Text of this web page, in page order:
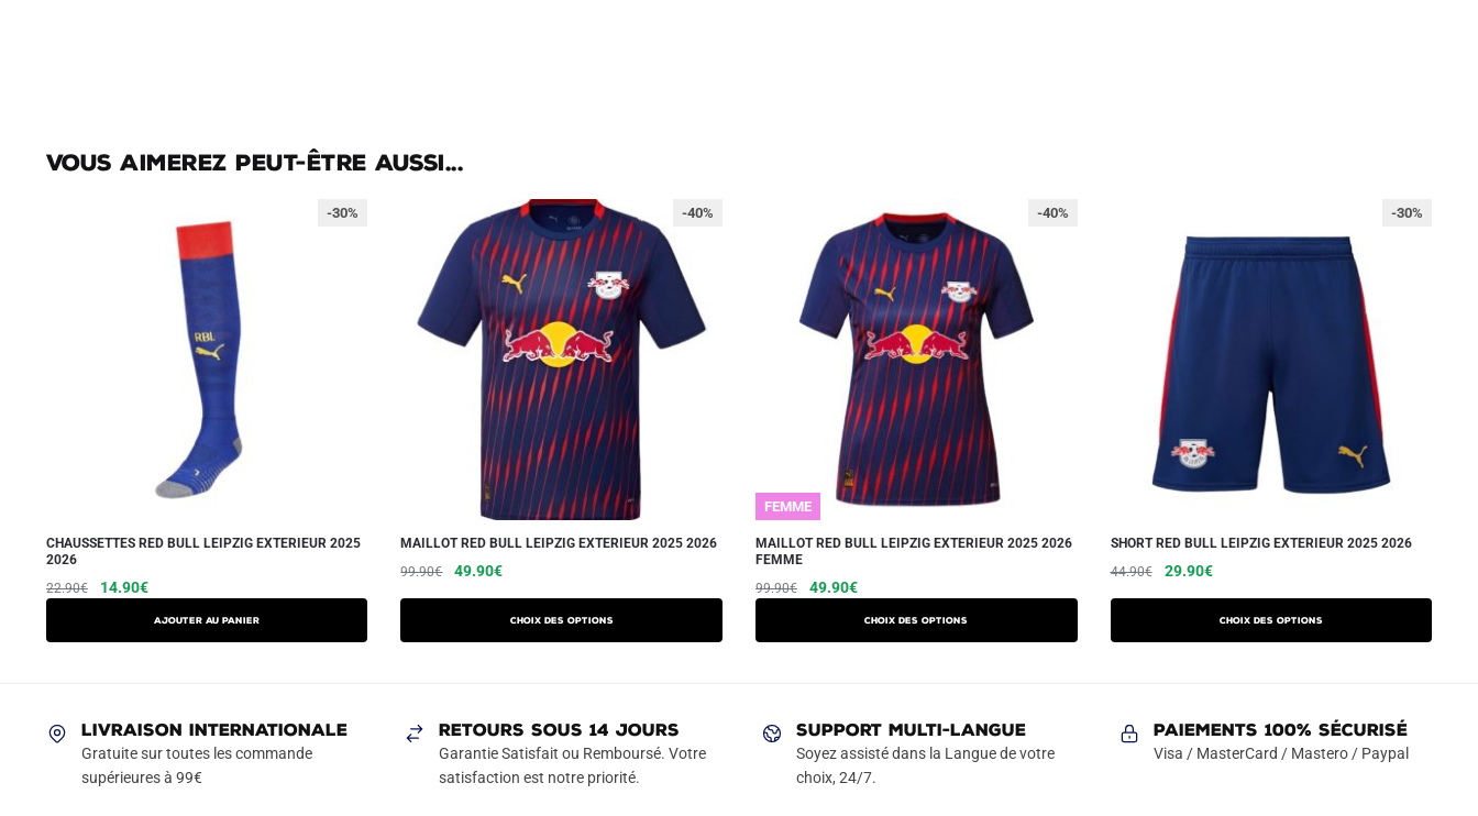
Vous aimerez peut-être aussi...
-30%
CHAUSSETTES RED BULL LEIPZIG EXTERIEUR 2025
2026
22.90€
Le
14.90€Le
Ajouter au panier
-40%
MAILLOT RED BULL LEIPZIG EXTERIEUR 2025 2026
99.90€
Le
était :
49.90€Le
actuel
est :
Choix des options
Ce
produit
a
options
peuvent
être
-40%
FEMME
MAILLOT RED BULL LEIPZIG EXTERIEUR 2025 2026
FEMME
99.90€
Le
49.90€Le
Choix des options
Ce
produit
a
Les
options
peuvent
-30%
SHORT RED BULL LEIPZIG EXTERIEUR 2025 2026
44.90€
Le
était :
29.90€Le
actuel
est :
Choix des options
Ce
produit
a
options
peuvent
LIVRAISON INTERNATIONALE
Gratuite sur toutes les commande
supérieures à 99€
RETOURS SOUS 14 JOURS
Garantie Satisfait ou Remboursé. Votre
satisfaction est notre priorité.
SUPPORT MULTI-LANGUE
Soyez assisté dans la Langue de votre
choix, 24/7.
Paiements 100% Sécurisé
Visa / MasterCard / Mastero / Paypal